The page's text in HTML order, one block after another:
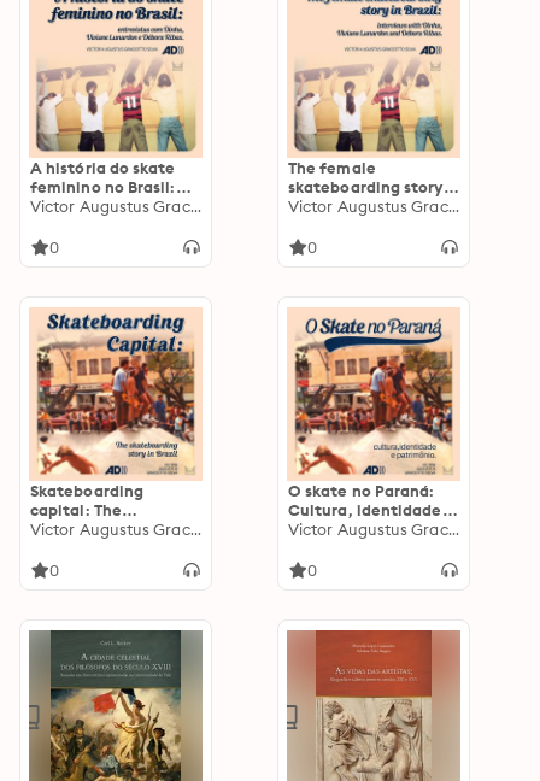
A história do skate
feminino no Brasil:
Entrevistas com
Lunardon e Débora
Victor Augustus Graciotto
0
The female
skateboarding story
in Brazil: Interviews
Lunardon and Débora
Victor Augustus Graciotto
0
Skateboarding
capital: The
skateboarding story Victor Augustus Graciotto
0
O skate no Paraná:
Cultura, identidade e
patrimônio
Victor Augustus Graciotto
0